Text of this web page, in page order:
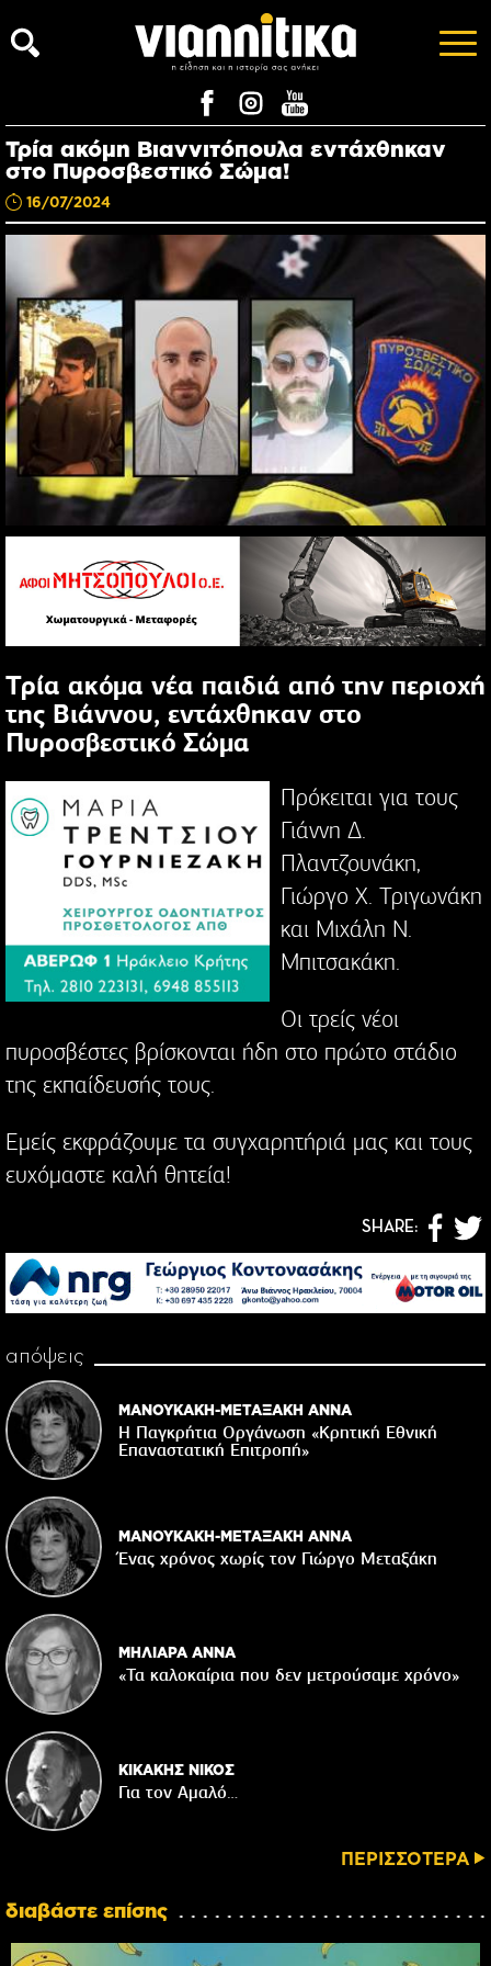
Τρία ακόμη Βιαννιτόπουλα εντάχθηκαν
στο Πυροσβεστικό Σώμα!
16/07/2024
Τρία ακόμα νέα παιδιά από την περιοχή
της Βιάννου, εντάχθηκαν στο
Πυροσβεστικό Σώμα
Πρόκειται για τους
Γιάννη Δ.
Πλαντζουνάκη,
Γιώργο Χ. Τριγωνάκη
και Μιχάλη Ν.
Μπιτσακάκη.
Οι τρείς νέοι
πυροσβέστες βρίσκονται ήδη στο πρώτο στάδιο
της εκπαίδευσής τους.
Εμείς εκφράζουμε τα συγχαρητήριά μας και τους
ευχόμαστε καλή θητεία!
SHARE:
απόψεις
ΜΑΝΟΥΚΑΚΗ-ΜΕΤΑΞΑΚΗ ΑΝΝΑ
Η Παγκρήτια Οργάνωση «Κρητική Εθνική
Επαναστατική Eπιτροπή»
ΜΑΝΟΥΚΑΚΗ-ΜΕΤΑΞΑΚΗ ΑΝΝΑ
Ένας χρόνος χωρίς τον Γιώργο Μεταξάκη
ΜΗΛΙΑΡΑ ΑΝΝΑ
«Τα καλοκαίρια που δεν μετρούσαμε χρόνο»
ΚΙΚΑΚΗΣ ΝΙΚΟΣ
Για τον Αμαλό…
ΠΕΡΙΣΣΟΤΕΡΑ
διαβάστε επίσης